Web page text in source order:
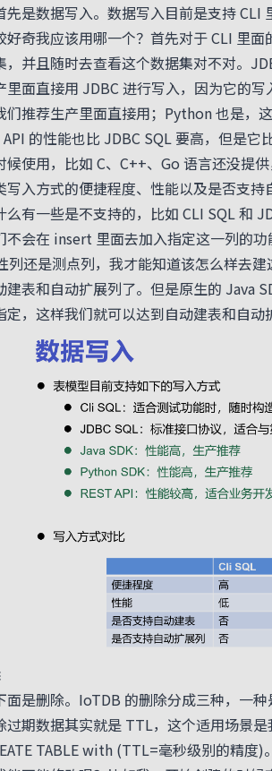
是数据写入。数据写入目前是支持 CLI
好奇我应该用哪一个？首先对于 CLI 里
，并且随时去查看这个数据集对不对。
里面直接用 JDBC 进行写入，因为它的
们推荐生产里面直接用；Python 也是，
的性能也比 JDBC SQL 要高，但是
使用，比如 C、C++、Go 语言还没提
写入方式的便捷程度、性能以及是否支
么有一些是不支持的，比如 CLI SQL 和
不会在 insert 里面去加入指定这一列的
列还是测点列，我才能知道该怎么样去
建表和自动扩展列了。但是原生的 Java
定，这样我们就可以达到自动建表和自动
面是删除。IoTDB 的删除分成三种，一
过期数据其实就是 TTL，这个适用场景
TABLE with (TTL=毫秒级别的精